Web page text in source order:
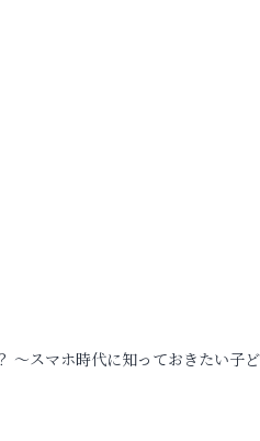
～スマホ時代に知っておきたい子